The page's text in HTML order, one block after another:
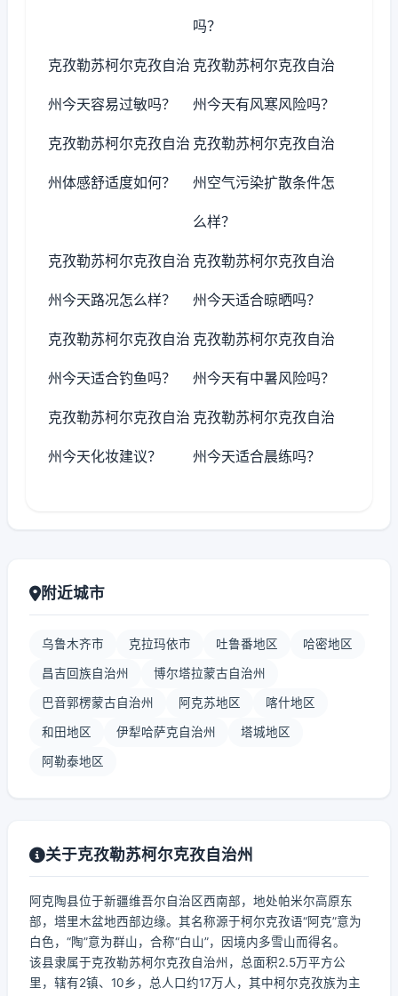
吗？
克孜勒苏柯尔克孜自治
州今天容易过敏吗？
克孜勒苏柯尔克孜自治
州今天有风寒风险吗？
克孜勒苏柯尔克孜自治
州体感舒适度如何？
克孜勒苏柯尔克孜自治
州空气污染扩散条件怎
么样？
克孜勒苏柯尔克孜自治
州今天路况怎么样？
克孜勒苏柯尔克孜自治
州今天适合晾晒吗？
克孜勒苏柯尔克孜自治
州今天适合钓鱼吗？
克孜勒苏柯尔克孜自治
州今天有中暑风险吗？
克孜勒苏柯尔克孜自治
州今天化妆建议？
克孜勒苏柯尔克孜自治
州今天适合晨练吗？
附近城市
乌鲁木齐市 克拉玛依市 吐鲁番地区 哈密地区
昌吉回族自治州 博尔塔拉蒙古自治州
巴音郭楞蒙古自治州 阿克苏地区 喀什地区
和田地区 伊犁哈萨克自治州 塔城地区
阿勒泰地区
关于克孜勒苏柯尔克孜自治州
阿克陶县位于新疆维吾尔自治区西南部，地处帕米尔高原东
部，塔里木盆地西部边缘。其名称源于柯尔克孜语“阿克”意为
白色，“陶”意为群山，合称“白山”，因境内多雪山而得名。
该县隶属于克孜勒苏柯尔克孜自治州，总面积2.5万平方公
里，辖有2镇、10乡，总人口约17万人，其中柯尔克孜族为主